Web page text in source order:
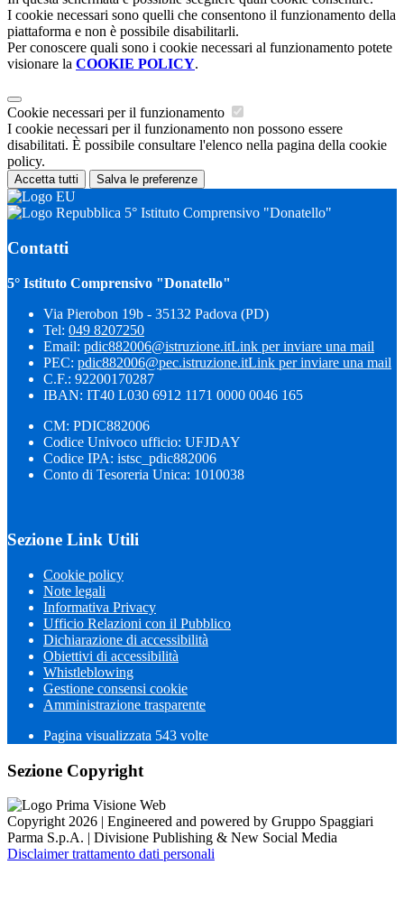
I cookie necessari sono quelli che consentono il funzionamento della
piattaforma e non è possibile disabilitarli.
Per conoscere quali sono i cookie necessari al funzionamento potete
visionare la COOKIE POLICY.
Cookie necessari per il funzionamento
I cookie necessari per il funzionamento non possono essere
disabilitati. È possibile consultare l'elenco nella pagina della cookie
policy.
Accetta tutti Salva le preferenze
5° Istituto Comprensivo "Donatello"
Contatti
5° Istituto Comprensivo "Donatello"
Via Pierobon 19b - 35132 Padova (PD)
Tel: 049 8207250
Email: pdic882006@istruzione.itLink per inviare una mail
PEC: pdic882006@pec.istruzione.itLink per inviare una mail
C.F.: 92200170287
IBAN: IT40 L030 6912 1171 0000 0046 165
CM: PDIC882006
Codice Univoco ufficio: UFJDAY
Codice IPA: istsc_pdic882006
Conto di Tesoreria Unica: 1010038
Sezione Link Utili
Cookie policy
Note legali
Informativa Privacy
Ufficio Relazioni con il Pubblico
Dichiarazione di accessibilità
Obiettivi di accessibilità
Whistleblowing
Gestione consensi cookie
Amministrazione trasparente
Pagina visualizzata 543 volte
Sezione Copyright
Copyright 2026 | Engineered and powered by Gruppo Spaggiari
Parma S.p.A. | Divisione Publishing & New Social Media
Disclaimer trattamento dati personali